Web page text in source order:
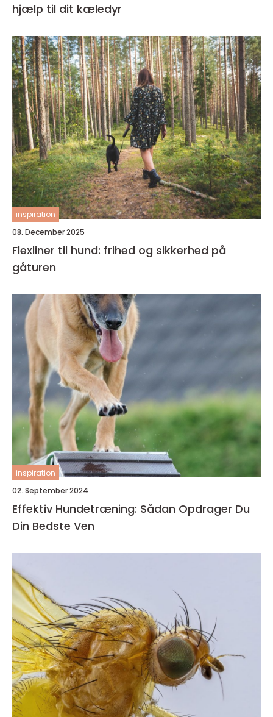
hjælp til dit kæledyr
inspiration
08. December 2025
Flexliner til hund: frihed og sikkerhed på
gåturen
inspiration
02. September 2024
Effektiv Hundetræning: Sådan Opdrager Du
Din Bedste Ven